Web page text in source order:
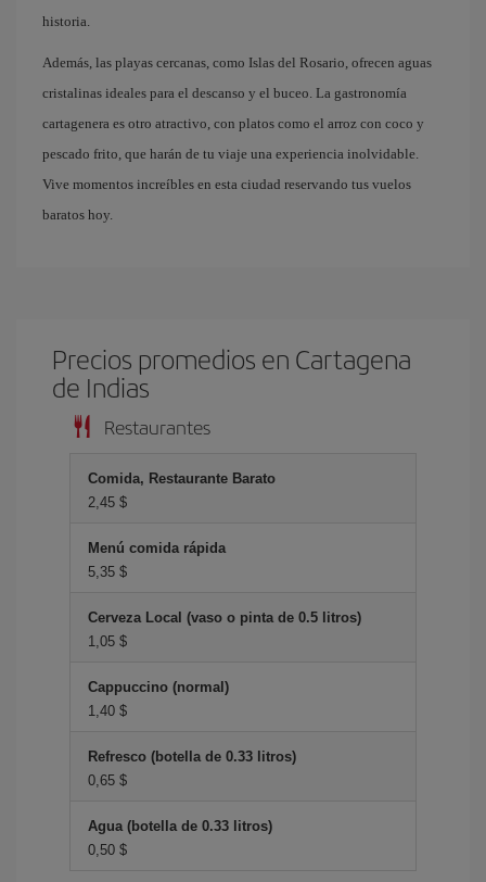
historia.
Además, las playas cercanas, como Islas del Rosario, ofrecen aguas
cristalinas ideales para el descanso y el buceo. La gastronomía
cartagenera es otro atractivo, con platos como el arroz con coco y
pescado frito, que harán de tu viaje una experiencia inolvidable.
Vive momentos increíbles en esta ciudad reservando tus vuelos
baratos hoy.
Precios promedios en Cartagena
de Indias
Restaurantes
Comida, Restaurante Barato
2,45 $
Menú comida rápida
5,35 $
Cerveza Local (vaso o pinta de 0.5 litros)
1,05 $
Cappuccino (normal)
1,40 $
Refresco (botella de 0.33 litros)
0,65 $
Agua (botella de 0.33 litros)
0,50 $